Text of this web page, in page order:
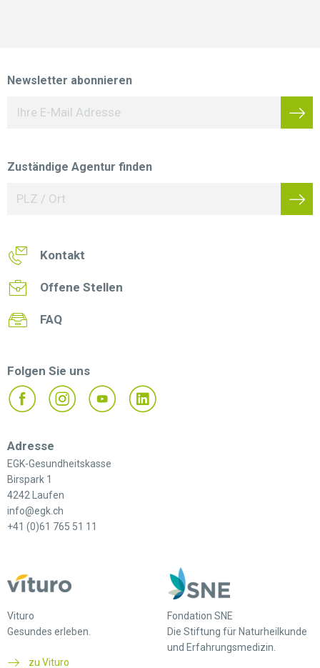
Newsletter abonnieren
Zuständige Agentur finden
Kontakt
Offene Stellen
FAQ
Folgen Sie uns
Adresse
EGK-Gesundheitskasse
Birspark 1
4242 Laufen
info@egk.ch
+41 (0)61 765 51 11
Vituro
Gesundes erleben.
zu Vituro
Fondation SNE
Die Stiftung für Naturheilkunde
und Erfahrungsmedizin.